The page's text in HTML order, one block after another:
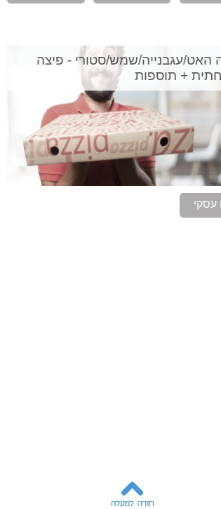
האט/עגבנייה/שמש/סטורי - פיצה
+ תוספות
עסקי